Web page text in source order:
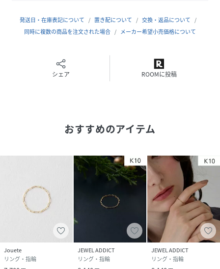
品番
FX3356_031321
発送日・在庫表記について 置き配について
交換・返品について
同時に複数の商品を注文された場合
メーカー希望小売価格について
シェア ROOMに投稿
おすすめのアイテム
Jouete
リング・指輪
JEWEL ADDICT
リング・指輪
JEWEL ADDICT
リング・指輪